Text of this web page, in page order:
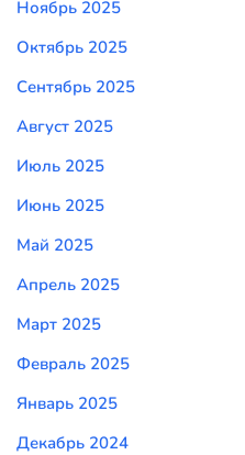
Ноябрь 2025
Октябрь 2025
Сентябрь 2025
Август 2025
Июль 2025
Июнь 2025
Май 2025
Апрель 2025
Март 2025
Февраль 2025
Январь 2025
Декабрь 2024